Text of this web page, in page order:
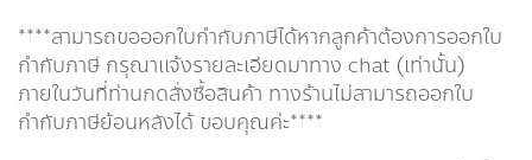
****สามารถขอออกใบกำกับภาษีได้หากลูกค้าต้องการออกใบ
กำกับภาษี กรุณาเเจ้งรายละเอียดมาทาง chat (เท่านั้น)
ภายในวันที่ท่านกดสั่งซื้อสินค้า ทางร้านไม่สามารถออกใบ
กำกับภาษีย้อนหลังได้ ขอบคุณค่ะ****